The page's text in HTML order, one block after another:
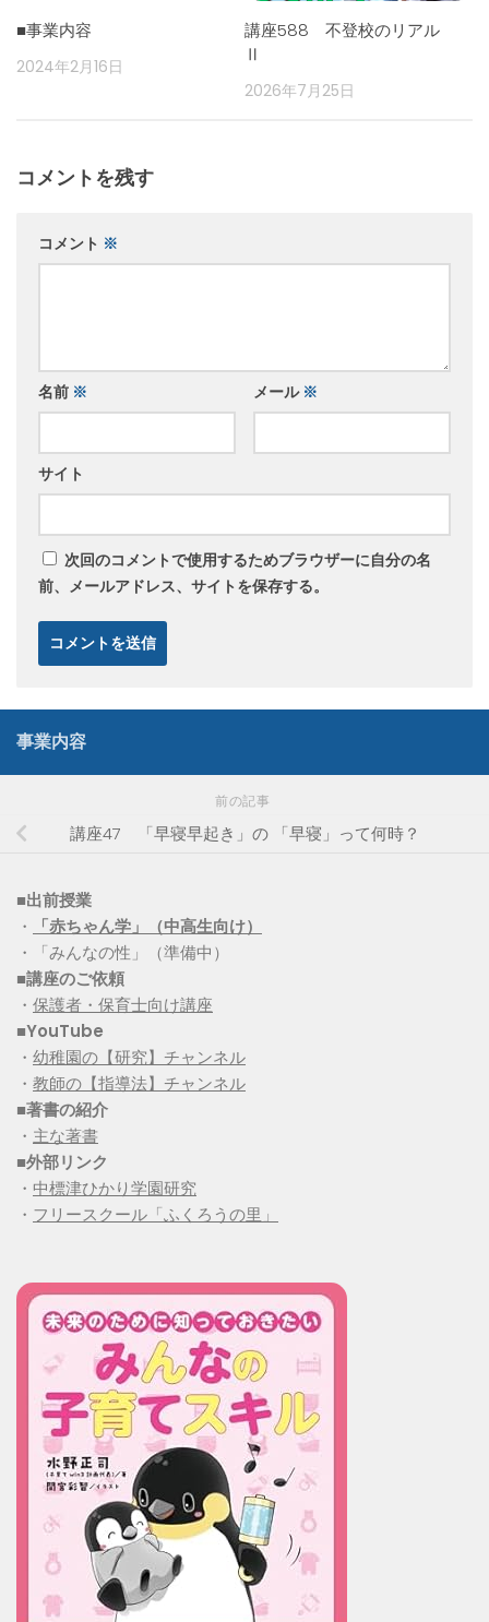
■事業内容
2024年2月16日
講座588 不登校のリアル
Ⅱ
2026年7月25日
コメントを残す
コメント ※
名前 ※ メール ※
サイト
次回のコメントで使用するためブラウザーに自分の名
前、メールアドレス、サイトを保存する。
事業内容
前の記事
講座47 「早寝早起き」の 「早寝」って何時？
■出前授業
・
「赤ちゃん学」（中高生向け）
・「みんなの性」（準備中）
■講座のご依頼
・ 保護者・保育士向け講座
■YouTube
・ 幼稚園の【研究】チャンネル
・ 教師の【指導法】チャンネル
■著書の紹介
・ 主な著書
■外部リンク
・ 中標津ひかり学園研究
・ フリースクール「ふくろうの里」